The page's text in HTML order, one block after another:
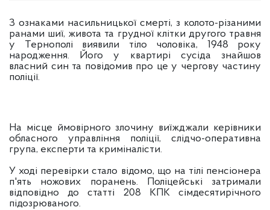
З ознаками насильницької смерті, з колото-різаними
ранами шиї, живота та грудної клітки другого травня
у Тернополі виявили тіло чоловіка, 1948 року
народження. Його у квартирі сусіда знайшов
власний син та повідомив про це у чергову частину
поліції.
На місце ймовірного злочину виїжджали керівники
обласного управління поліції, слідчо-оперативна
група, експерти та криміналісти.
У ході перевірки стало відомо, що на тілі пенсіонера
п'ять ножових поранень. Поліцейські затримали
відповідно до статті 208 КПК сімдесятирічного
підозрюваного.